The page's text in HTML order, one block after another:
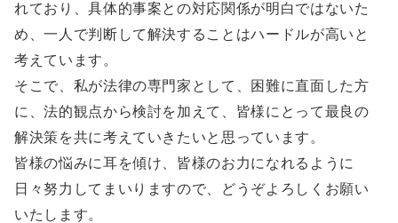
れており、具体的事案との対応関係が明白ではないた
め、一人で判断して解決することはハードルが高いと
考えています。
そこで、私が法律の専門家として、困難に直面した方
に、法的観点から検討を加えて、皆様にとって最良の
解決策を共に考えていきたいと思っています。
皆様の悩みに耳を傾け、皆様のお力になれるように
日々努力してまいりますので、どうぞよろしくお願い
いたします。